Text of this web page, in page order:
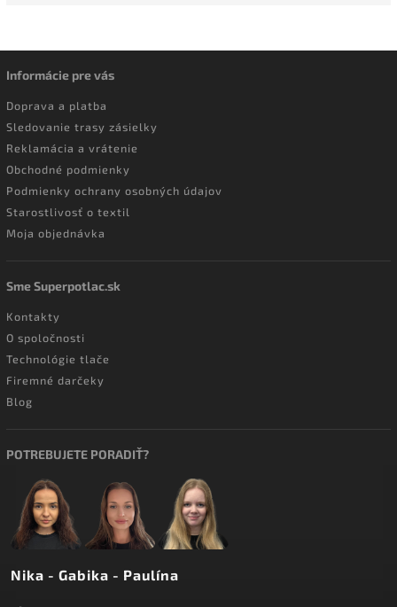
Informácie pre vás
Doprava a platba
Sledovanie trasy zásielky
Reklamácia a vrátenie
Obchodné podmienky
Podmienky ochrany osobných údajov
Starostlivosť o textil
Moja objednávka
Sme Superpotlac.sk
Kontakty
O spoločnosti
Technológie tlače
Firemné darčeky
Blog
POTREBUJETE PORADIŤ?
Nika - Gabika - Paulína